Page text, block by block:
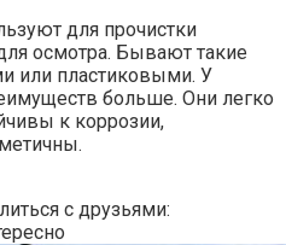
для прочистки
осмотра. Бывают такие
или пластиковыми. У
больше. Они легко
к коррозии,
с друзьями: